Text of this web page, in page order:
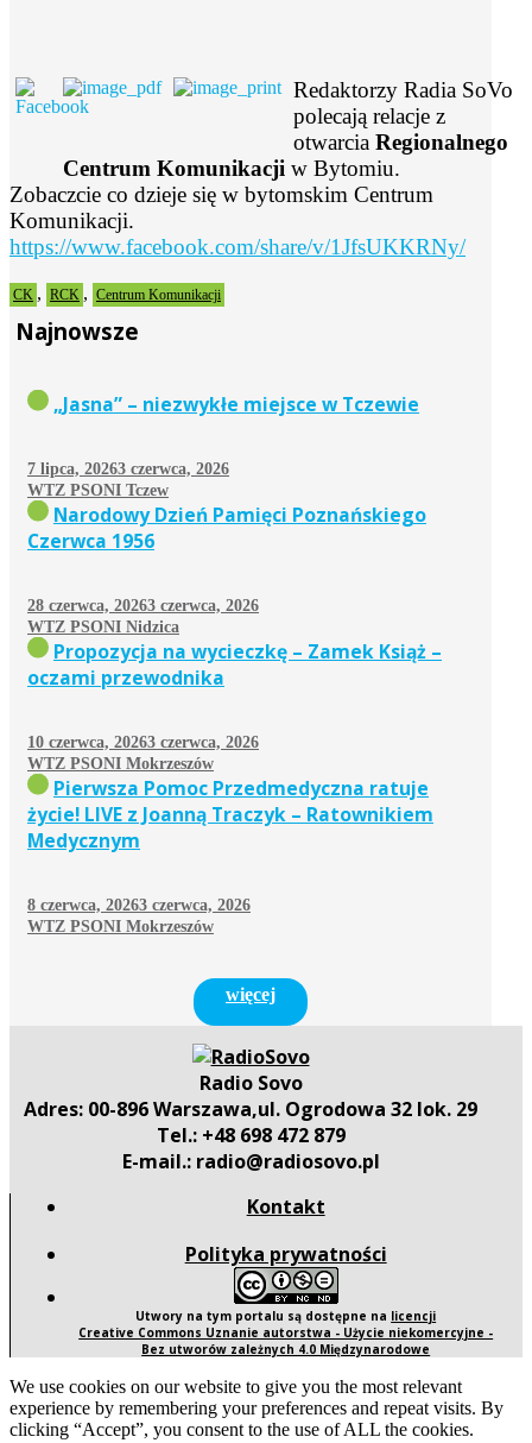
Redaktorzy Radia SoVo
polecają relacje z
otwarcia Regionalnego
Centrum Komunikacji w Bytomiu.
Zobaczcie co dzieje się w bytomskim Centrum
Komunikacji.
https://www.facebook.com/share/v/1JfsUKKRNy/
CK , RCK , Centrum Komunikacji
Najnowsze
„Jasna” – niezwykłe miejsce w Tczewie
7 lipca, 20263 czerwca, 2026
WTZ PSONI Tczew
Narodowy Dzień Pamięci Poznańskiego
Czerwca 1956
28 czerwca, 20263 czerwca, 2026
WTZ PSONI Nidzica
Propozycja na wycieczkę – Zamek Książ –
oczami przewodnika
10 czerwca, 20263 czerwca, 2026
WTZ PSONI Mokrzeszów
Pierwsza Pomoc Przedmedyczna ratuje
życie! LIVE z Joanną Traczyk – Ratownikiem
Medycznym
8 czerwca, 20263 czerwca, 2026
WTZ PSONI Mokrzeszów
więcej
Radio Sovo
Adres: 00-896 Warszawa,ul. Ogrodowa 32 lok. 29
Tel.: +48 698 472 879
E-mail.: radio@radiosovo.pl
Kontakt
Polityka prywatności
Utwory na tym portalu są dostępne na licencji
Creative Commons Uznanie autorstwa - Użycie niekomercyjne -
Bez utworów zależnych 4.0 Międzynarodowe
We use cookies on our website to give you the most relevant
experience by remembering your preferences and repeat visits. By
clicking “Accept”, you consent to the use of ALL the cookies.